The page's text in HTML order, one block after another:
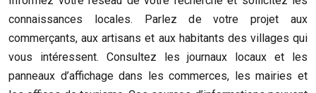
connaissances locales. Parlez de votre projet aux
commerçants, aux artisans et aux habitants des villages qui
vous intéressent. Consultez les journaux locaux et les
panneaux d’affichage dans les commerces, les mairies et